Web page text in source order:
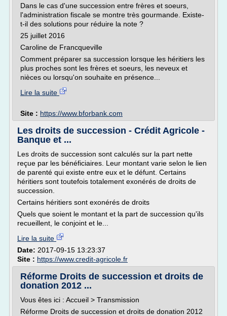
Dans le cas d'une succession entre frères et soeurs,
l'administration fiscale se montre très gourmande. Existe-
t-il des solutions pour réduire la note ?
25 juillet 2016
Caroline de Francqueville
Comment préparer sa succession lorsque les héritiers les
plus proches sont les frères et soeurs, les neveux et
nièces ou lorsqu'on souhaite en présence...
Lire la suite
Site : https://www.bforbank.com
Les droits de succession - Crédit Agricole -
Banque et ...
Les droits de succession sont calculés sur la part nette
reçue par les bénéficiaires. Leur montant varie selon le lien
de parenté qui existe entre eux et le défunt. Certains
héritiers sont toutefois totalement exonérés de droits de
succession.
Certains héritiers sont exonérés de droits
Quels que soient le montant et la part de succession qu'ils
recueillent, le conjoint et le...
Lire la suite
Date: 2017-09-15 13:23:37
Site : https://www.credit-agricole.fr
Réforme Droits de succession et droits de
donation 2012 ...
Vous êtes ici : Accueil > Transmission
Réforme Droits de succession et droits de donation 2012